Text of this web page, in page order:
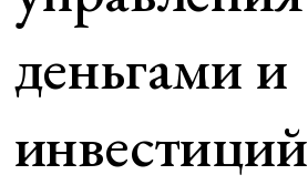
деньгами и
инвестиций